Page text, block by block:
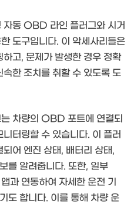
자동 OBD 라인 플러그와 시거
도구입니다. 이 악세사리들은
고, 문제가 발생한 경우 정확
한 조치를 취할 수 있도록 도
차량의 OBD 포트에 연결되
터링할 수 있습니다. 이 플러
어 엔진 상태, 배터리 상태,
를 알려줍니다. 또한, 일부
과 연동하여 자세한 운전 기
도 합니다. 이를 통해 차량 운